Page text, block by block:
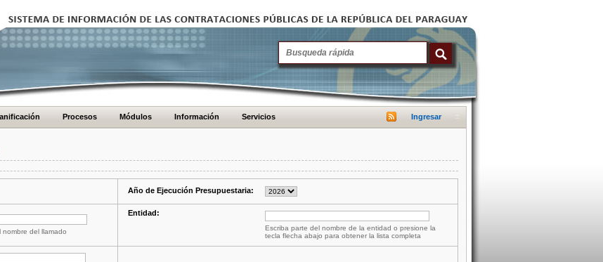
Procesos Módulos Información Servicios Ingresar
Año de Ejecución Presupuestaria:
del llamado
Entidad:
Escriba parte del nombre de la entidad o presione la
tecla flecha abajo para obtener la lista completa